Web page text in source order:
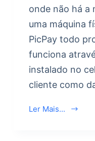
onde não há a
uma máquina
PicPay todo
funciona
instalado no
cliente como
Ler Mais...